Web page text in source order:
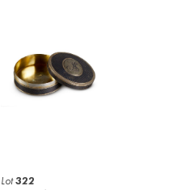
Lot322